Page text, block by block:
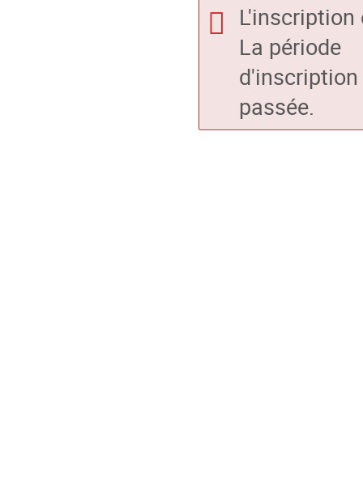
L'inscription
La période
passée.